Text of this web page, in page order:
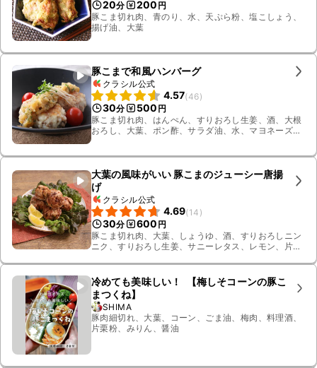
20分 200 円
豚こま切れ肉、青のり、水、天ぷら粉、塩こしょう、
揚げ油、大葉
豚こまで和風ハンバーグ
クラシル公式
4.57(46)
30分 500 円
豚こま切れ肉、はんぺん、すりおろし生姜、酒、大根
おろし、大葉、ポン酢、サラダ油、水、マヨネーズ、
大葉の風味がいい 豚こまのジューシー唐揚
げ
クラシル公式
4.69(14 )
30分 600 円
豚こま切れ肉、大葉、しょうゆ、酒、すりおろしニン
ニク、すりおろし生姜、サニーレタス、レモン、片栗
冷めても美味しい！ 【梅しそコーンの豚こ
まつくね】
SHIMA
豚肉細切れ、大葉、コーン、ごま油、梅肉、料理酒、
片栗粉、みりん、醤油